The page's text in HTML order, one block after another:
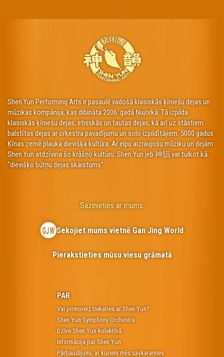
Shen Yun Performing Arts ir pasaulē vadošā klasiskās ķīniešu dejas un
mūzikas kompānija, kas dibināta 2006. gadā Ņujorkā. Tā izpilda
klasiskās ķīniešu dejas, etniskās un tautas dejas, kā arī uz stāstiem
balstītas dejas ar orķestra pavadījumu un solo izpildītājiem. 5000 gadus
Ķīnas zemē plauka dievišķa kultūra. Ar elpu aizraujošu mūziku un dejām
Shen Yun atdzīvina šo krāšņo kultūru. Shen Yun jeb 神韻 var tulkot kā
“dievišķo būtņu dejas skaistums”.
PAR
Vai pirmoreiz tiekaties ar Shen Yun?
Shen Yun Symphony Orchestra
Dzīve Shen Yun kolektīvā
Informācija par Shen Yun
Pārbaudījumi, ar kuriem mēs saskaramies
Sazinieties ar mums:
Sekojiet mums vietnē Gan Jing World
Pierakstieties mūsu viesu grāmatā